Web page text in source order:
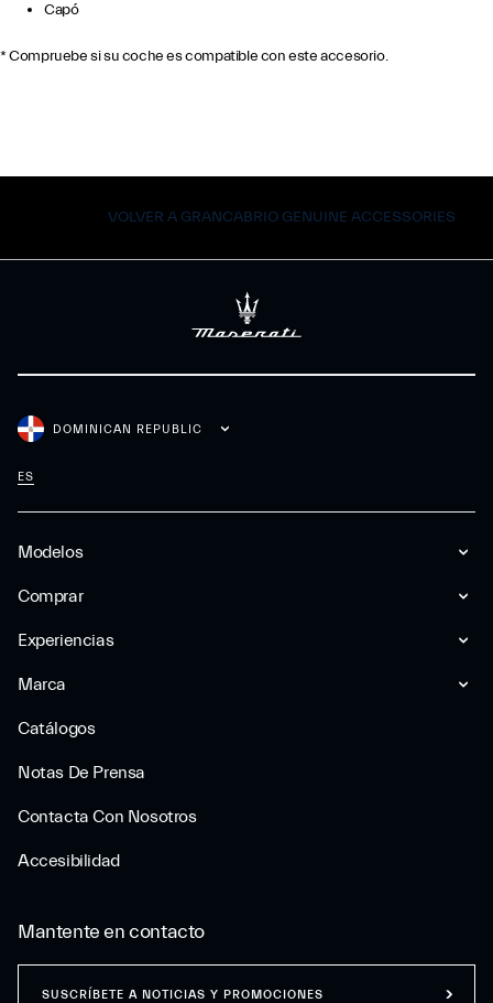
Capó
* Compruebe si su coche es compatible con este accesorio.
VOLVER A GRANCABRIO GENUINE ACCESSORIES
Modelos
Comprar
Experiencias
Marca
Catálogos
Notas De Prensa
Contacta Con Nosotros
Accesibilidad
DOMINICAN REPUBLIC
ES
Mantente en contacto
SUSCRÍBETE A NOTICIAS Y PROMOCIONES